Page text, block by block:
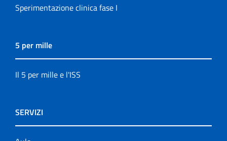
Sperimentazione clinica fase I
5 per mille
Il 5 per mille e l'ISS
SERVIZI